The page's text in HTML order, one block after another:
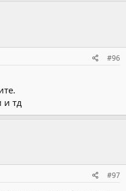
#96
и тд
#97